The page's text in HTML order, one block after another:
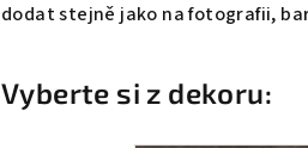
dodat stejně jako na fotografii,
Vyberte si z dekoru: